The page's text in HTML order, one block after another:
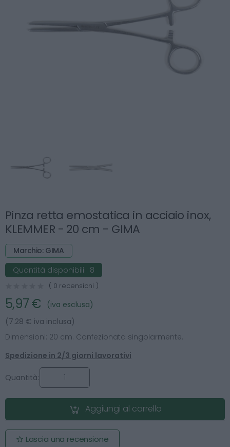
Pinza retta emostatica in acciaio inox,
KLEMMER - 20 cm - GIMA
Marchio: GIMA
Quantità disponibili : 8
( 0 recensioni )
5,97 €
(iva esclusa)
(7.28 € iva inclusa)
Dimensioni: 20 cm. Confezionata singolarmente.
Spedizione in 2/3 giorni lavorativi
Quantità:
Aggiungi al carrello
Lascia una recensione